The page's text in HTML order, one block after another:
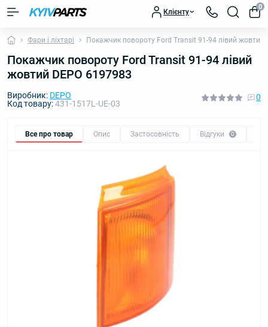
Клієнту
0
Фари і ліхтарі Покажчик повороту Ford Transit 91-94 лівий жовтий
Покажчик повороту Ford Transit 91-94 лівий
жовтий DEPO 6197983
Виробник: DEPO
Код товару:431-1517L-UE-03
0
Все про товар Опис Застосовність Відгуки 0